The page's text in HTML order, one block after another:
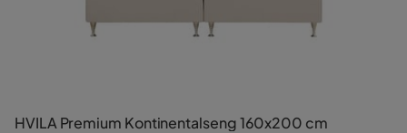
HVILA Premium Kontinentalseng 160x200 cm